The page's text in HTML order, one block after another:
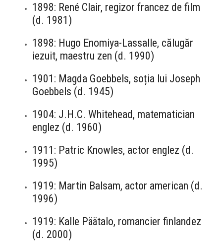
1898: René Clair, regizor francez de film
(d. 1981)
1898: Hugo Enomiya-Lassalle, călugăr
iezuit, maestru zen (d. 1990)
1901: Magda Goebbels, soția lui Joseph
Goebbels (d. 1945)
1904: J.H.C. Whitehead, matematician
englez (d. 1960)
1911: Patric Knowles, actor englez (d.
1995)
1919: Martin Balsam, actor american (d.
1996)
1919: Kalle Päätalo, romancier finlandez
(d. 2000)